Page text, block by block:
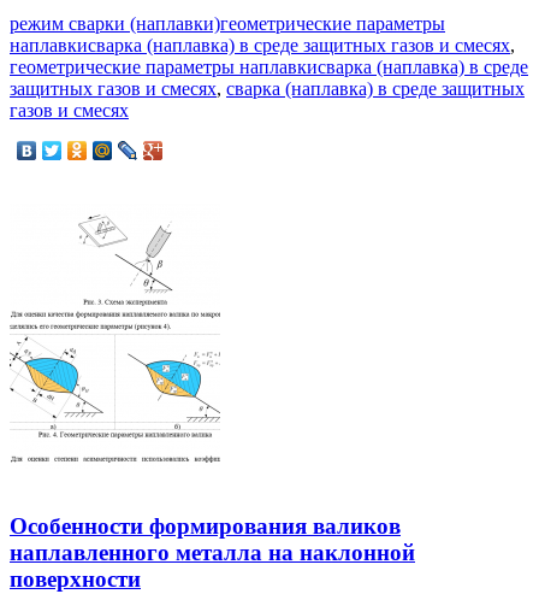
режим сварки (наплавки)геометрические параметры
наплавкисварка (наплавка) в среде защитных газов и смесях,
геометрические параметры наплавкисварка (наплавка) в среде
защитных газов и смесях, сварка (наплавка) в среде защитных
газов и смесях
Особенности формирования валиков
наплавленного металла на наклонной
поверхности